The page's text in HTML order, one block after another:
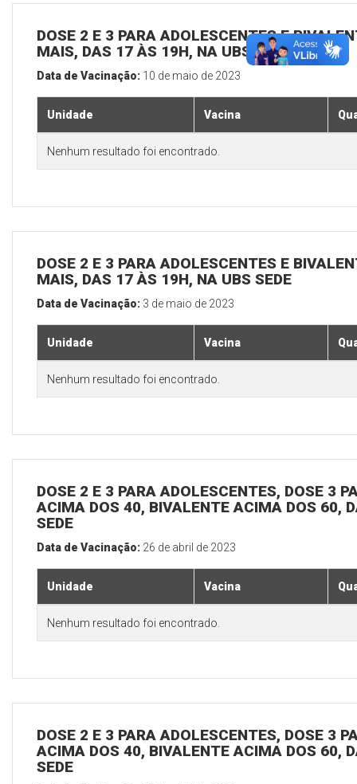
DOSE 2 E 3 PARA ADOLESCENTES E
MAIS, DAS 17 ÀS 19H, NA UBS SEDE
Data de Vacinação: 10 de maio de 2023
Unidade Vacina
Nenhum resultado foi encontrado.
DOSE 2 E 3 PARA ADOLESCENTES E
MAIS, DAS 17 ÀS 19H, NA UBS SEDE
Data de Vacinação: 3 de maio de 2023
Unidade Vacina
Nenhum resultado foi encontrado.
DOSE 2 E 3 PARA ADOLESCENTES, DOSE 3
ACIMA DOS 40, BIVALENTE ACIMA DOS 60,
SEDE
Data de Vacinação: 26 de abril de 2023
Unidade Vacina
Nenhum resultado foi encontrado.
DOSE 2 E 3 PARA ADOLESCENTES, DOSE 3
ACIMA DOS 40, BIVALENTE ACIMA DOS 60,
SEDE